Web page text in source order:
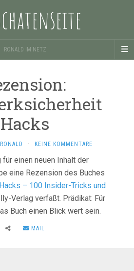
RONALD IM NETZ
Hacks
RONALD · KEINE KOMMENTARE
einen neuen Inhalt der
eine Rezension des Buches
– 100 Insider-Tricks und
Verlag verfaßt. Prädikat: Für
Buch einen Blick wert sein.
MAIL